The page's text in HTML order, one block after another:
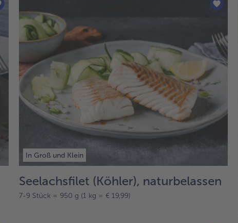
In Groß und Klein
Seelachsfilet (Köhler), naturbelassen
7-9 Stück = 950 g (1 kg = € 19,99)